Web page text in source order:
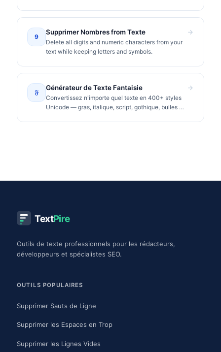
9
Supprimer Nombres from Texte
Delete all digits and numeric characters from your
text while keeping letters and symbols.
𝔉
Générateur de Texte Fantaisie
Convertissez n'importe quel texte en 400+ styles
Unicode — gras, italique, script, gothique, bulles et
TextPire
Outils de texte professionnels pour les rédacteurs,
développeurs et spécialistes SEO.
OUTILS POPULAIRES
Supprimer Sauts de Ligne
Supprimer les Espaces en Trop
Supprimer les Lignes Vides